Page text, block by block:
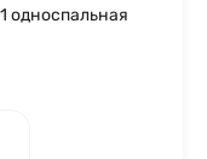
односпальная